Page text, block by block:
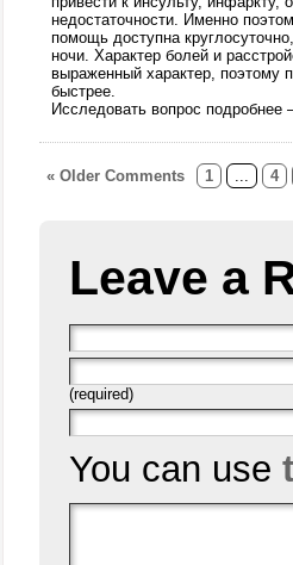
недостаточности. Именно
помощь доступна
ночи. Характер болей и
выраженный характер, поэтому
быстрее.
Исследовать вопрос подробнее
« Older Comments 1 ... 4
Leave a
(required)
You can use